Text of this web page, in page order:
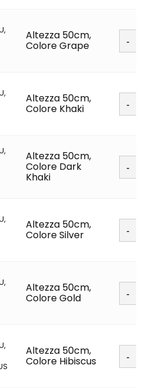
prodotto
carrello.
Altezza 50cm,
Colore Grape
Soft
PU
Altezza 50cm,
Colore Khaki
Soft
PU
Altezza 50cm,
Colore Dark
Khaki
Soft
PU
Altezza 50cm,
Colore Silver
Soft
PU
Altezza 50cm,
Colore Gold
Soft
PU
Altezza 50cm,
Colore Hibiscus
Soft
PU